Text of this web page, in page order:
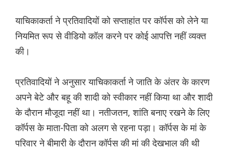
याचिकाकर्ता ने प्रतिवादियों को सप्ताहांत पर कॉर्पस को लेने या
नियमित रूप से वीडियो कॉल करने पर कोई आपत्ति नहीं व्यक्त
की।
प्रतिवाद‌ियों ने अनुसार याचिकाकर्ता ने जाति के अंतर के कारण
अपने बेटे और बहू की शादी को स्वीकार नहीं किया था और शादी
के दौरान मौजूदा नहीं था। नतीजतन, शांति बनाए रखने के लिए
कॉर्पस के माता-पिता को अलग से रहना पड़ा। कॉर्पस के मां के
परिवार ने बीमारी के दौरान कॉर्पस की मां की देखभाल की थी